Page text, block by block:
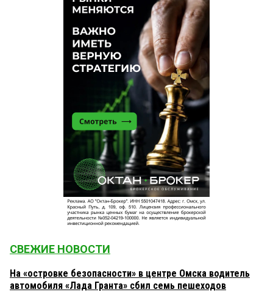
СВЕЖИЕ НОВОСТИ
На «островке безопасности» в центре Омска водитель
автомобиля «Лада Гранта» сбил семь пешеходов